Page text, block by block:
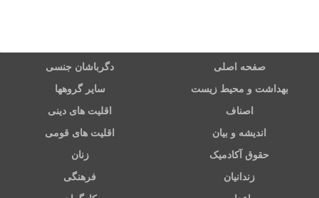
صفحه اصلی دگرباشان جنسی
بهداشت و محیط زیست سایر گروهها
اصناف اقلیت های دینی
اندیشه و بیان اقلیت های قومی
حقوق آکادمیک زنان
زندانیان فرهنگی